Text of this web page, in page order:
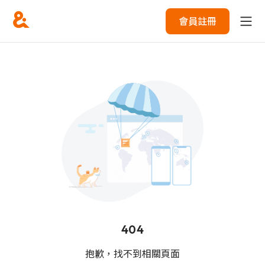
會員註冊
404
抱歉，找不到相關頁面